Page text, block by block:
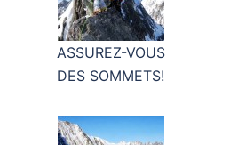
ASSUREZ-VOUS
DES SOMMETS!